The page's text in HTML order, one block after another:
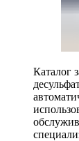
Каталог